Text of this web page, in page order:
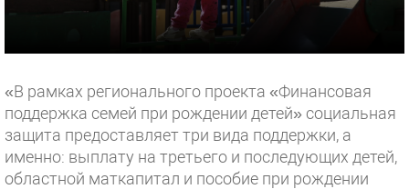
«В рамках регионального проекта «Финансовая
поддержка семей при рождении детей» социальная
защита предоставляет три вида поддержки, а
именно: выплату на третьего и последующих детей,
областной маткапитал и пособие при рождении